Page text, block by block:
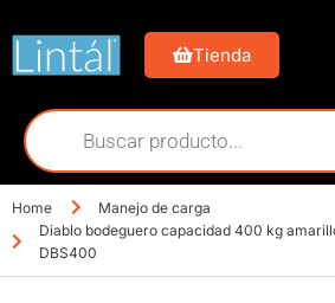
Tienda
Home
Manejo de carga
Diablo bodeguero capacidad 400 kg
DBS400